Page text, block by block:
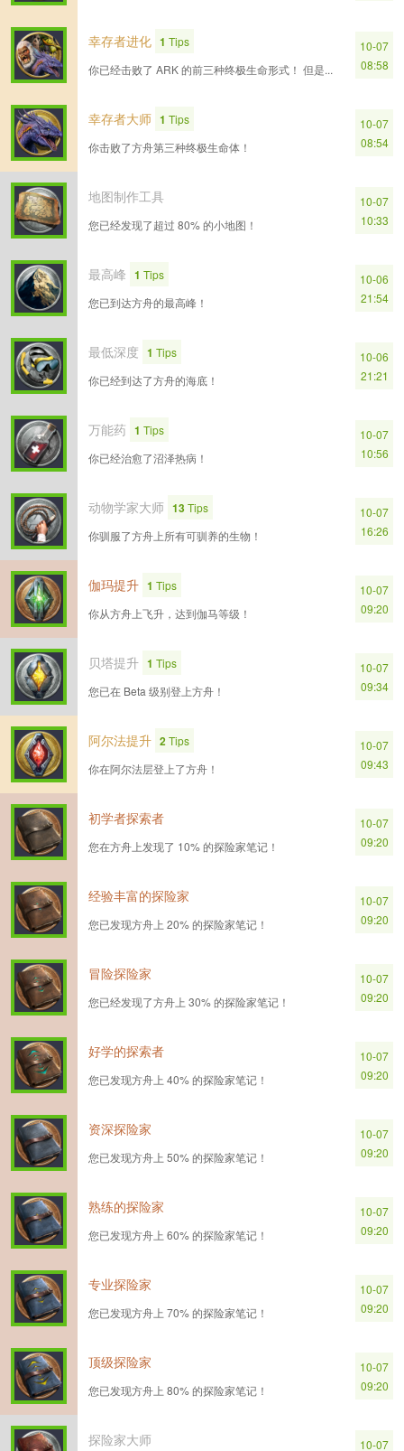
幸存者进化 1 Tips
你已经击败了 ARK 的前三种终极生命形式！ 但是...
10-07
08:58
幸存者大师 1 Tips
你击败了方舟第三种终极生命体！
10-07
08:54
地图制作工具
您已经发现了超过 80% 的小地图！
10-07
10:33
最高峰 1 Tips
您已到达方舟的最高峰！
10-06
21:54
最低深度 1 Tips
你已经到达了方舟的海底！
10-06
21:21
万能药 1 Tips
你已经治愈了沼泽热病！
10-07
10:56
动物学家大师 13Tips
你驯服了方舟上所有可驯养的生物！
10-07
16:26
伽玛提升 1 Tips
你从方舟上飞升，达到伽马等级！
10-07
09:20
贝塔提升 1 Tips
您已在 Beta 级别登上方舟！
10-07
09:34
阿尔法提升 2Tips
你在阿尔法层登上了方舟！
10-07
09:43
初学者探索者
您在方舟上发现了 10% 的探险家笔记！
10-07
09:20
经验丰富的探险家
您已发现方舟上 20% 的探险家笔记！
10-07
09:20
冒险探险家
您已经发现了方舟上 30% 的探险家笔记！
10-07
09:20
好学的探索者
您已发现方舟上 40% 的探险家笔记！
10-07
09:20
资深探险家
您已发现方舟上 50% 的探险家笔记！
10-07
09:20
熟练的探险家
您已发现方舟上 60% 的探险家笔记！
10-07
09:20
专业探险家
您已发现方舟上 70% 的探险家笔记！
10-07
09:20
顶级探险家
您已发现方舟上 80% 的探险家笔记！
10-07
09:20
探险家大师 10-07